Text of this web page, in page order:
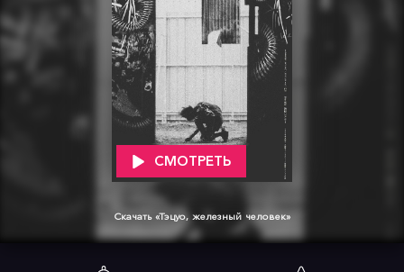
СМОТРЕТЬ
Скачать «Тэцуо, железный человек»